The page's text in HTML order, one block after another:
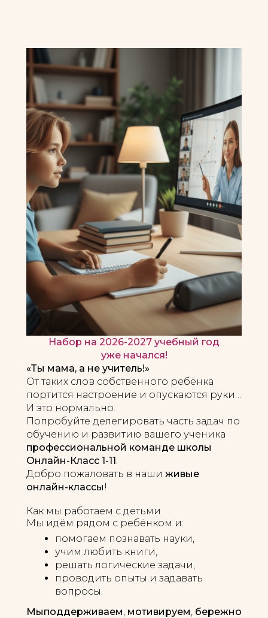
Набор на 2026-2027 учебный год
уже начался!
«Ты мама, а не учитель!»
От таких слов собственного ребёнка
портится настроение и опускаются руки…
И это нормально.
Попробуйте делегировать часть задач по
обучению и развитию вашего ученика
профессиональной команде школы
Онлайн-Класс 1-11.
Добро пожаловать в наши живые
онлайн-классы!
Как мы работаем с детьми
Мы идём рядом с ребёнком и:
помогаем познавать науки,
учим любить книги,
решать логические задачи,
проводить опыты и задавать
вопросы.
Мыподдерживаем, мотивируем, бережно